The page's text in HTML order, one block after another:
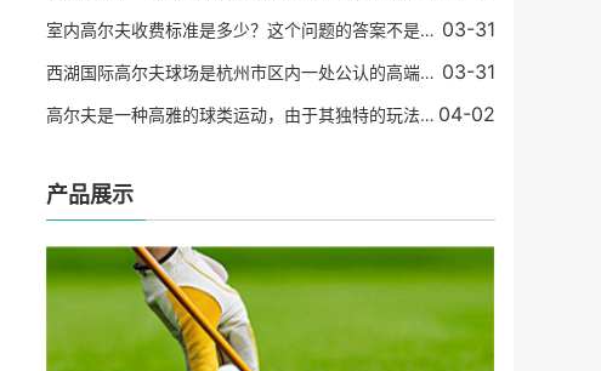
室内高尔夫收费标准是多少？这个问题的答案不是那么简单，它可能因为不同的场地、设备和地区而有所不同。但是，我们可以提供一些有关室内高尔夫收费标准的信息，以便您在了解 03-31
西湖国际高尔夫球场是杭州市区内一处公认的高端高尔夫球场，也是中国著名的高尔夫球场之一。其被誉为东方的世界级高尔夫球场，是由全球著名的世界级高尔夫球场设计师罗伯特• 03-31
高尔夫是一种高雅的球类运动，由于其独特的玩法和运动方式受到了越来越多人的关注和参与。在高尔夫球的配备中，铁杆可以说是最基本和最重要的球杆类型之一。在高尔夫运动中， 04-02
产品展示